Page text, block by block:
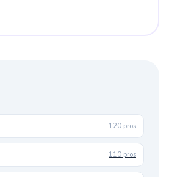
120 pros
110 pros